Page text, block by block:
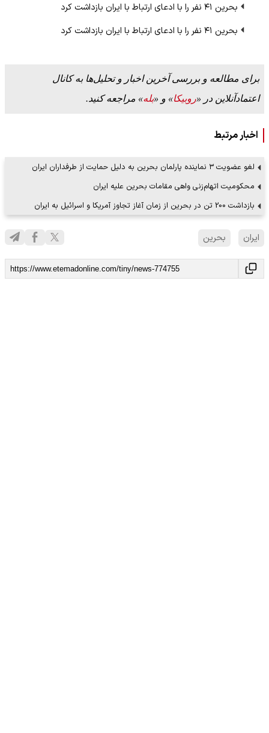
بحرین ۴۱ نفر را با ادعای ارتباط با ایران بازداشت کرد
بحرین ۴۱ نفر را با ادعای ارتباط با ایران بازداشت کرد
برای مطالعه و بررسی آخرین اخبار و تحلیل‌ها به کانال
اعتمادآنلاین در «روبیکا» و «بله» مراجعه کنید.
اخبار مرتبط
لغو عضویت ۳ نماینده پارلمان بحرین به دلیل حمایت از طرفداران ایران
محکومیت اتهام‌زنی واهی مقامات بحرین علیه ایران
بازداشت 200 تن در بحرین از زمان آغاز تجاوز آمریکا و اسرائیل به ایران
ایران بحرین